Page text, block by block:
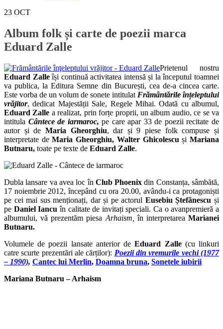
23 OCT
Album folk și carte de poezii marca
Eduard Zalle
Prietenul nostru
Eduard Zalleîși continuă activitatea intensă și la începutul toamnei
va publica, la Editura Semne din București, cea de-a cincea carte.
Este vorba de un volum de sonete intitulat Frământările înțeleptului
vrăjitor, dedicat Majestății Sale, Regele Mihai. Odată cu albumul,
Eduard Zalle a realizat, prin forțe proprii, un album audio, ce se va
intitula Cântece de iarmaroc,pe care apar 33 de poezii recitate de
autor și de Maria Gheorghiu, dar și 9 piese folk compuse și
interpretate deMaria Gheorghiu, Walter Ghicolescu șiMariana
Butnaru, toate pe texte de Eduard Zalle.
Dubla lansare va avea loc în Club Phoenix din Constanța, sâmbătă,
17 noiembrie 2012, începând cu ora 20.00, avându-i ca protagoniști
pe cei mai sus menționați, dar și pe actorul Eusebiu Ștefănescuși
pe Daniel Iancu în calitate de invitați speciali. Ca o avanpremieră a
albumului, vă prezentăm piesa Arhaism,în interpretareaMarianei
Butnaru.
Volumele de poezii lansate anterior deEduard Zalle (cu linkuri
catre scurte prezentări ale cărților): Poezii din vremurile vechi (1977
– 1990), Cantec lui Merlin, Doamna bruna, Sonetele iubirii
Mariana Butnaru – Arhaism